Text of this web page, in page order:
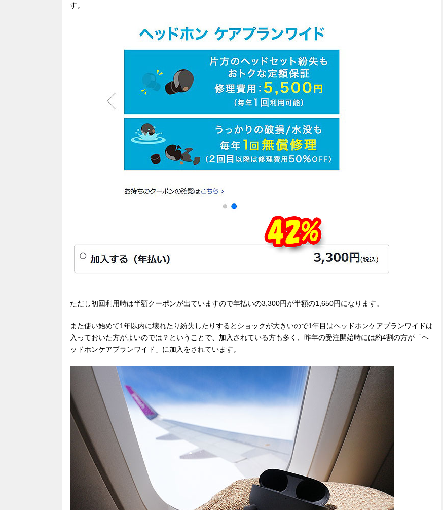
す。
ただし初回利用時は半額クーポンが出ていますので年払いの3,300円が半額の1,650円になります。
また使い始めて1年以内に壊れたり紛失したりするとショックが大きいので1年目はヘッドホンケアプランワイドは
入っておいた方がよいのでは？ということで、加入されている方も多く、昨年の受注開始時には約4割の方が「ヘ
ッドホンケアプランワイド」に加入をされています。